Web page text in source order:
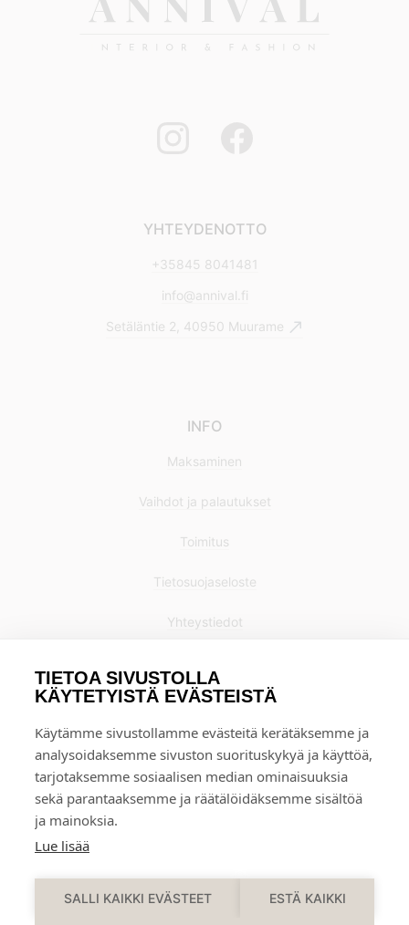
TIETOA SIVUSTOLLA
KÄYTETYISTÄ EVÄSTEISTÄ
Käytämme sivustollamme evästeitä kerätäksemme ja
analysoidaksemme sivuston suorituskykyä ja käyttöä,
tarjotaksemme sosiaalisen median ominaisuuksia
sekä parantaaksemme ja räätälöidäksemme sisältöä
ja mainoksia.
Lue lisää
SALLI KAIKKI EVÄSTEET ESTÄ KAIKKI
YHTEYDENOTTO
+35845 8041481
info@annival.fi
Setäläntie 2, 40950 Muurame
INFO
Maksaminen
Vaihdot ja palautukset
Toimitus
Tietosuojaseloste
Yhteystiedot